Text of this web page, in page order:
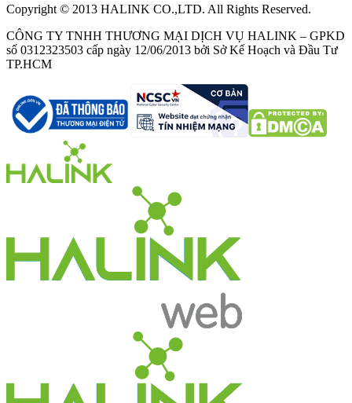
Copyright © 2013 HALINK CO.,LTD. All Rights Reserved.
CÔNG TY TNHH THƯƠNG MẠI DỊCH VỤ HALINK – GPKD
số 0312323503 cấp ngày 12/06/2013 bởi Sở Kế Hoạch và Đầu Tư
TP.HCM